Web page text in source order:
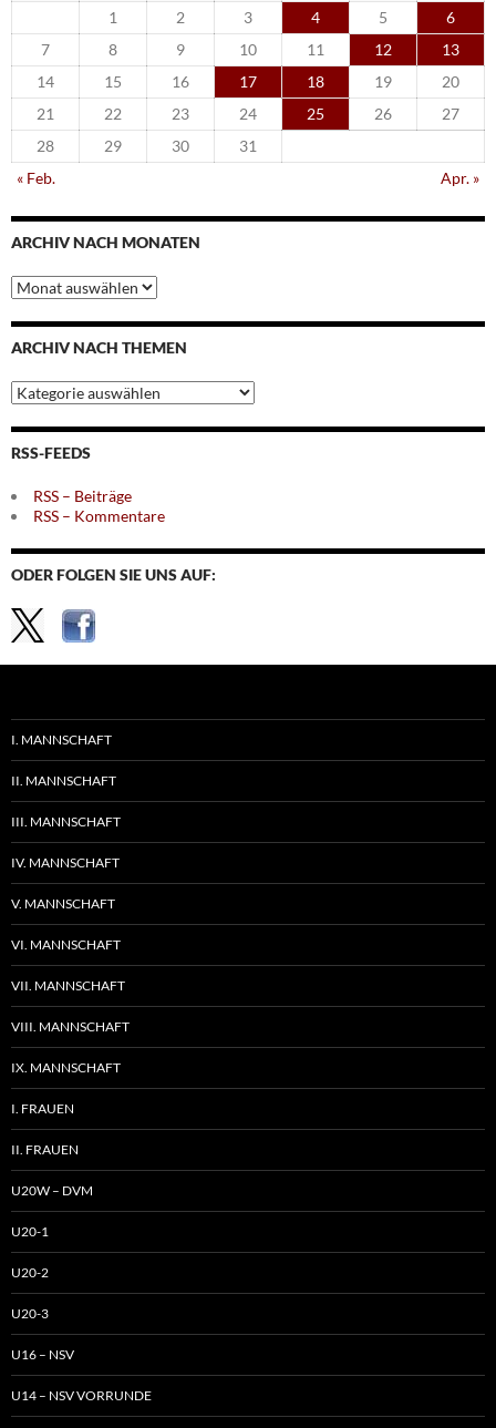
1
2 3 4 5
6
7
8 9 10 11 12
13
14
15 16 17 18 19
20
21
22 23 24 25 26
27
28
29 30
31
« Feb.
Apr. »
ARCHIV NACH MONATEN
Archiv
nach
Monaten
ARCHIV NACH THEMEN
Archiv
nach
Themen
RSS-FEEDS
RSS – Beiträge
RSS – Kommentare
ODER FOLGEN SIE UNS AUF:
I. MANNSCHAFT
II. MANNSCHAFT
III. MANNSCHAFT
IV. MANNSCHAFT
V. MANNSCHAFT
VI. MANNSCHAFT
VII. MANNSCHAFT
VIII. MANNSCHAFT
IX. MANNSCHAFT
I. FRAUEN
II. FRAUEN
U20W – DVM
U20-1
U20-2
U20-3
U16 – NSV
U14 – NSV VORRUNDE